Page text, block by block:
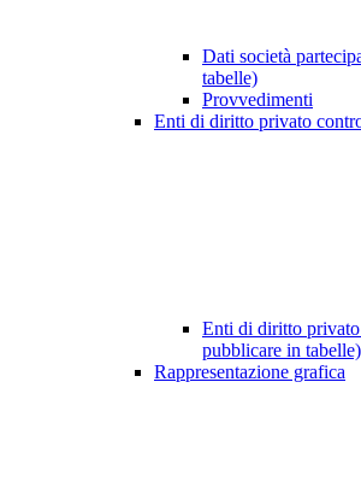
Dati società
tabelle)
Provvedimenti
Enti di diritto privato
Enti di diritto
pubblicare in tabelle)
Rappresentazione grafica